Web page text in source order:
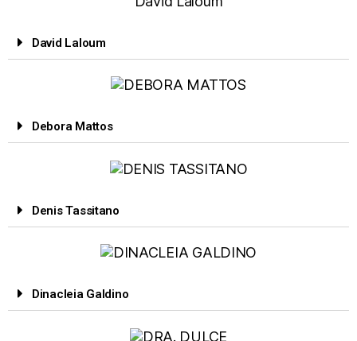
David Laloum
Debora Mattos
Denis Tassitano
Dinacleia Galdino